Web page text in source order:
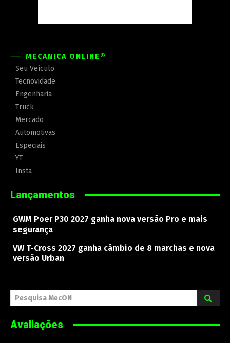
MECÂNICA ONLINE®
Seu Veículo
Tecnovidade
Engenharia
Truck
Mercado
Automotivas
Especiais
YT
Insta
Lançamentos
GWM Poer P30 2027 ganha nova versão Pro e mais
segurança
VW T-Cross 2027 ganha câmbio de 8 marchas e nova
versão Urban
Pesquisa MecON
Avaliações